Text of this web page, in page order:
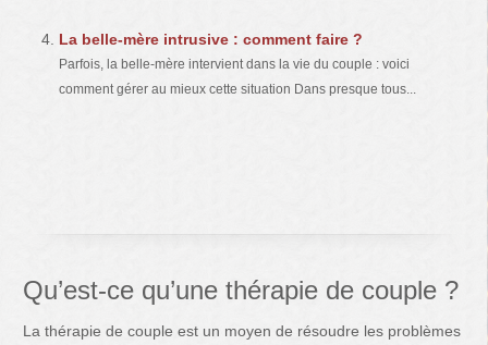
La belle-mère intrusive : comment faire ?
Parfois, la belle-mère intervient dans la vie du couple : voici
comment gérer au mieux cette situation Dans presque tous...
Qu’est-ce qu’une thérapie de couple ?
La thérapie de couple est un moyen de résoudre les problèmes